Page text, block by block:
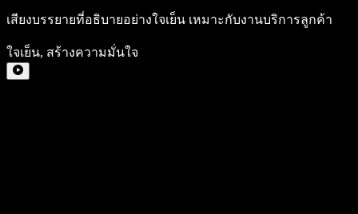
เสียงบรรยายที่อธิบายอย่างใจเย็น เหมาะกับงานบริการลูกค้า
ใจเย็น, สร้างความมั่นใจ